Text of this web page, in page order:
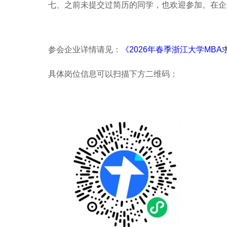
七、之前未提交过简历的同学，也欢迎参加。在
参会企业详情请见： 《2026年春季浙江大学
具体岗位信息可以扫描下方二维码：